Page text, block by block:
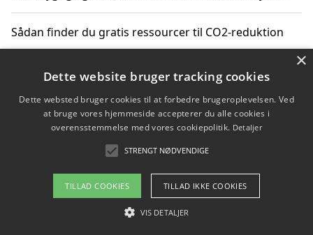
Sådan finder du gratis ressourcer til CO2-reduktion
Hvordan gadgets til hjemmet kan reducere CO2-udslip
Copyright 2026 - Pilanto Aps
Om / kontakt
Blog Betingelser
×
Dette website bruger tracking cookies
Dette websted bruger cookies til at forbedre brugeroplevelsen. Ved
at bruge vores hjemmeside accepterer du alle cookies i
overensstemmelse med vores cookiepolitik. Detaljer
STRENGT NØDVENDIGE
TILLAD COOKIES TILLAD IKKE COOKIES
VIS DETALJER